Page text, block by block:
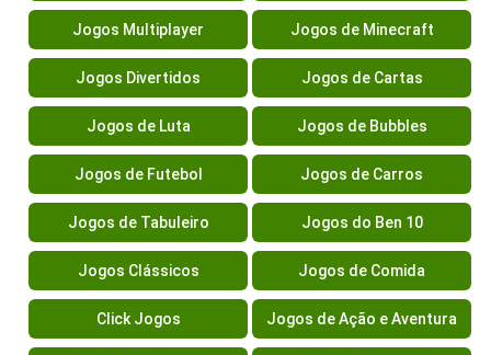
Jogos Multiplayer Jogos de Minecraft
Jogos Divertidos Jogos de Cartas
Jogos de Luta Jogos de Bubbles
Jogos de Futebol Jogos de Carros
Jogos de Tabuleiro Jogos do Ben 10
Jogos Clássicos Jogos de Comida
Click Jogos Jogos de Ação e Aventura